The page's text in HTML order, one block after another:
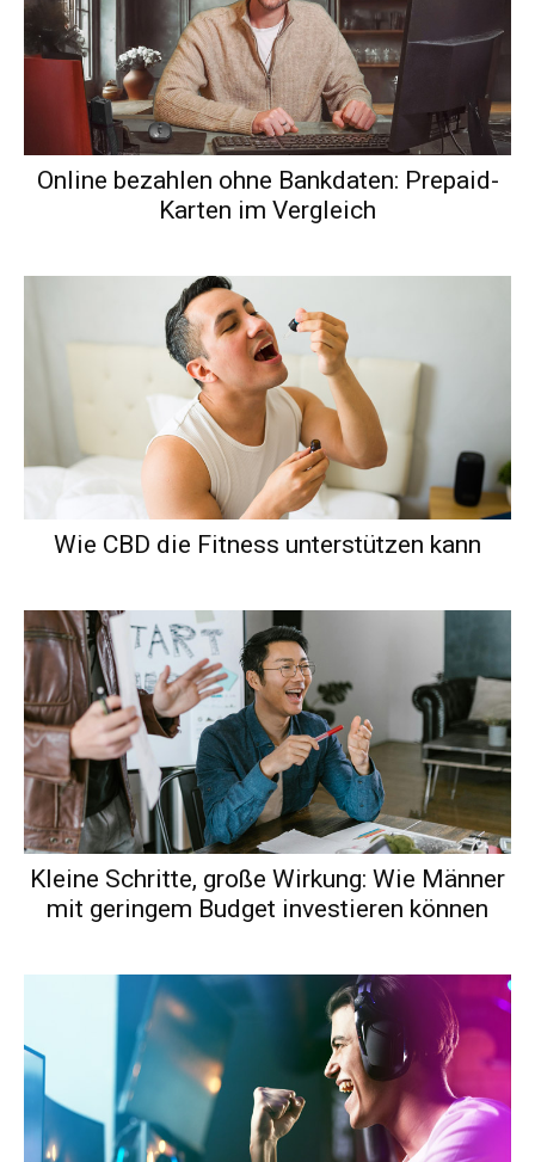
Online bezahlen ohne Bankdaten: Prepaid-
Karten im Vergleich
Wie CBD die Fitness unterstützen kann
Kleine Schritte, große Wirkung: Wie Männer
mit geringem Budget investieren können